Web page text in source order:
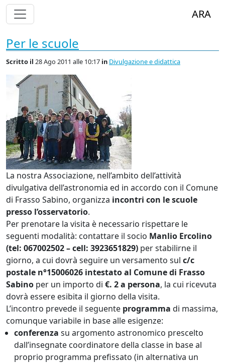
Alterna Visualizzazione Menù ARA
Per le scuole
Scritto il 28 Ago 2011 alle 10:17 in Divulgazione e didattica
La nostra Associazione, nell’ambito dell’attività
divulgativa dell’astronomia ed in accordo con il Comune
di Frasso Sabino, organizza incontri con le scuole
presso l’osservatorio.
Per prenotare la visita è necessario rispettare le
seguenti modalità: contattare il socio Manlio Ercolino
(tel: 067002502 – cell: 3923651829) per stabilirne il
giorno, a cui dovrà seguire un versamento sul c/c
postale n°15006026 intestato al Comune di Frasso
Sabino per un importo di €. 2 a persona, la cui ricevuta
dovrà essere esibita il giorno della visita.
L’incontro prevede il seguente programma di massima,
comunque variabile in base alle esigenze:
conferenza su argomento astronomico prescelto
dall’insegnate coordinatore della classe in base al
proprio programma prefissato (in alternativa un